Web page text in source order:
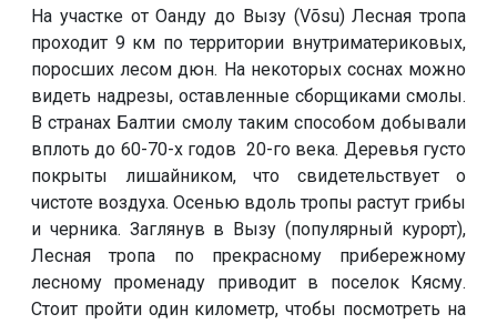
На участке от Оанду до Вызу (Võsu) Лесная тропа
проходит 9 км по территории внутриматериковых,
поросших лесом дюн. На некоторых соснах можно
видеть надрезы, оставленные сборщиками смолы.
В странах Балтии смолу таким способом добывали
вплоть до 60-70-х годов 20-го века. Деревья густо
покрыты лишайником, что свидетельствует о
чистоте воздуха. Осенью вдоль тропы растут грибы
и черника. Заглянув в Вызу (популярный курорт),
Лесная тропа по прекрасному прибережному
лесному променаду приводит в поселок Кясму.
Стоит пройти один километр, чтобы посмотреть на